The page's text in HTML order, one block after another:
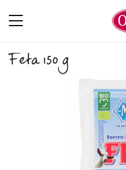
Feta 150 g